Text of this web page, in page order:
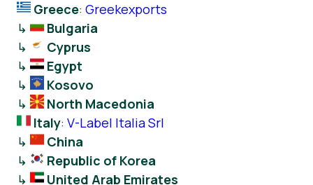
Greece: Greekexports
↳
Bulgaria
↳
Cyprus
↳
Egypt
↳
Kosovo
↳
North Macedonia
Italy: V-Label Italia Srl
↳
China
↳
Republic of Korea
↳
United Arab Emirates